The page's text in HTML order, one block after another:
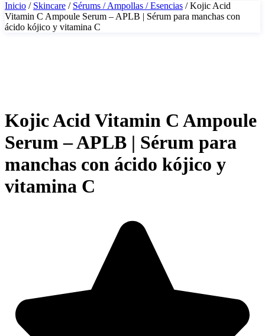
Inicio / Skincare / Sérums / Ampollas / Esencias / Kojic Acid
Vitamin C Ampoule Serum – APLB | Sérum para manchas con
ácido kójico y vitamina C
Kojic Acid Vitamin C Ampoule
Serum – APLB | Sérum para
manchas con ácido kójico y
vitamina C